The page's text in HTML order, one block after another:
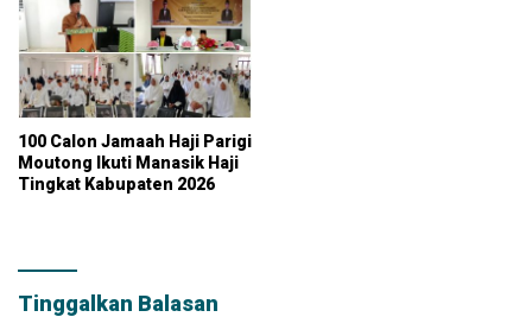
100 Calon Jamaah Haji Parigi
Moutong Ikuti Manasik Haji
Tingkat Kabupaten 2026
Tinggalkan Balasan